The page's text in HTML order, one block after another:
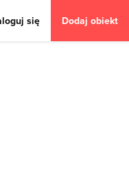
się Dodaj obiekt